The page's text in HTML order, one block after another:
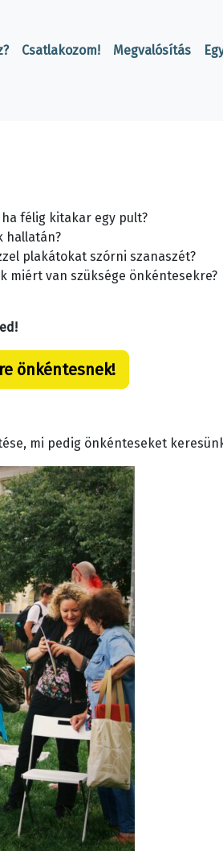
Csatlakozom! Megvalósítás
félig kitakar egy pult?
hallatán?
plakátokat szórni szanaszét?
miért van szüksége önkéntesekre?
önkéntesnek!
mi pedig önkénteseket